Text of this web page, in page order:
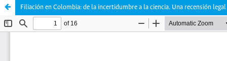
Filiación en Colombia: de la incertidumbre a la ciencia. Una recensión